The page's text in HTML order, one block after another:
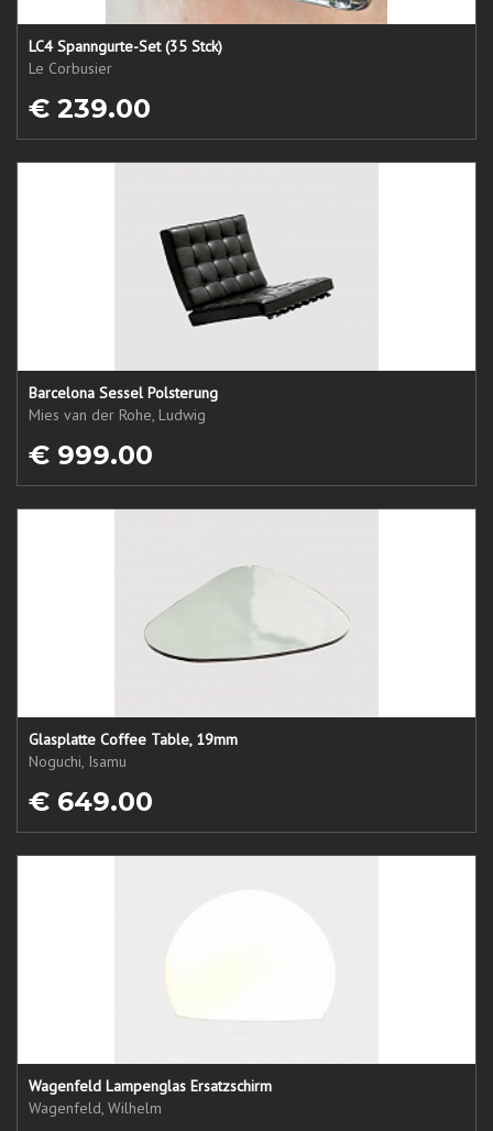
LC4 Spanngurte-Set (35 Stck)
Le Corbusier
€ 239.00
Barcelona Sessel Polsterung
Mies van der Rohe, Ludwig
€ 999.00
Glasplatte Coffee Table, 19mm
Noguchi, Isamu
€ 649.00
Wagenfeld Lampenglas Ersatzschirm
Wagenfeld, Wilhelm